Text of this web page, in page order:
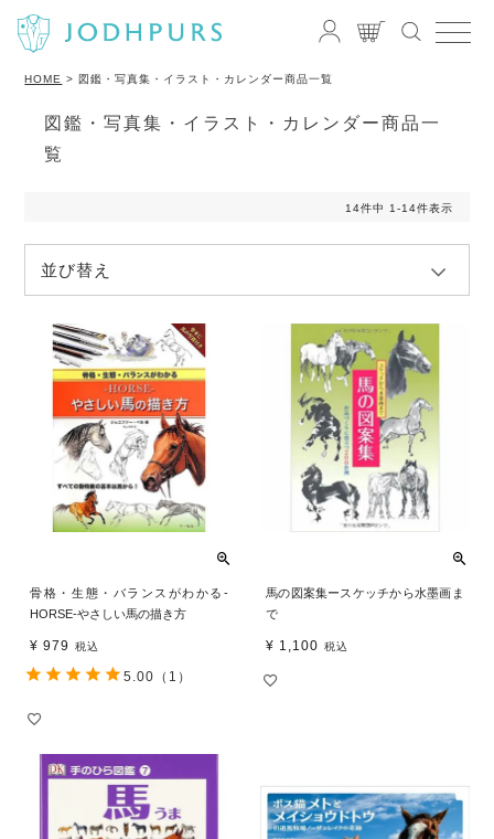
HOME 図鑑・写真集・イラスト・カレンダー商品一覧
図鑑・写真集・イラスト・カレンダー商品一
覧
並び替え
14件中 1 -14件表示
骨格・生態・バランスがわかる‐
HORSE‐やさしい馬の描き方
¥ 979 税込
5.00 （1）
馬の図案集ースケッチから水墨画ま
で
¥ 1,100 税込